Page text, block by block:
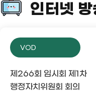
인터넷 방
VOD
제266회 임시회 제1차
행정자치위원회 회의